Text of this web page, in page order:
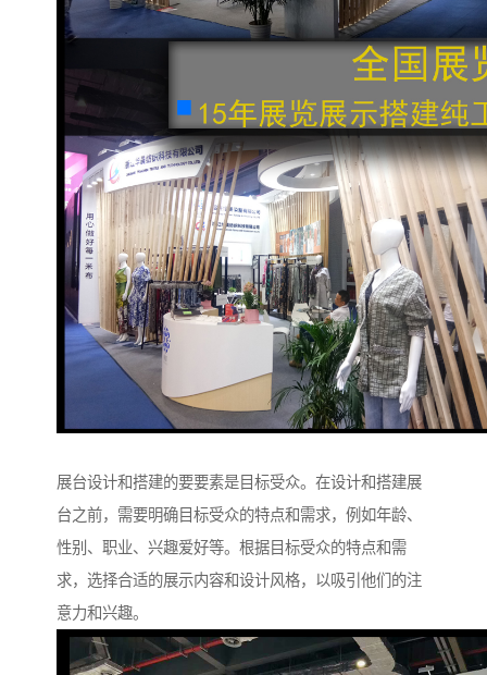
展台设计和搭建的要要素是目标受众。在设计和搭建展
台之前，需要明确目标受众的特点和需求，例如年龄、
性别、职业、兴趣爱好等。根据目标受众的特点和需
求，选择合适的展示内容和设计风格，以吸引他们的注
意力和兴趣。